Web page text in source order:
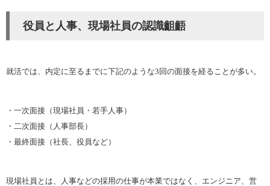
役員と人事、現場社員の認識齟齬
就活では、内定に至るまでに下記のような3回の面接を経ることが多い。
・一次面接（現場社員・若手人事）
・二次面接（人事部長）
・最終面接（社長、役員など）
現場社員とは、人事などの採用の仕事が本業ではなく、エンジニア、営